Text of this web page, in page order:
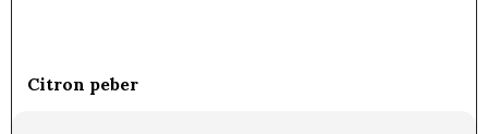
Citron peber